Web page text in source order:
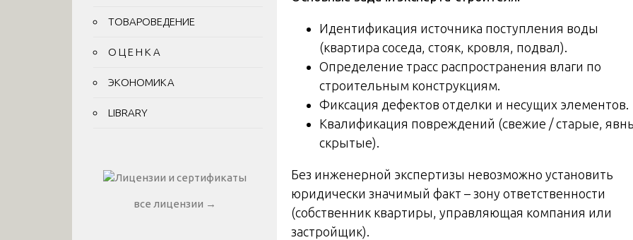
Идентификация источника поступления воды
(квартира соседа, стояк, кровля, подвал).
Определение трасс распространения влаги по
строительным конструкциям.
Фиксация дефектов отделки и несущих элементов.
Квалификация повреждений (свежие / старые,
скрытые).
Без инженерной экспертизы невозможно установить
юридически значимый факт – зону ответственности
(собственник квартиры, управляющая компания или
застройщик).
ТОВАРОВЕДЕНИЕ
О Ц Е Н К А
ЭКОНОМИКА
LIBRARY
все лицензии →